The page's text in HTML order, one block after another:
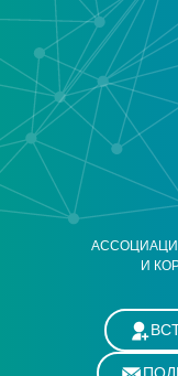
И